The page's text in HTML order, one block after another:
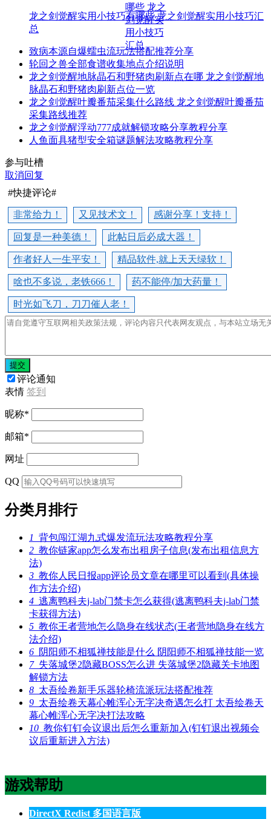
龙之剑觉醒实用小技巧有哪些 龙之剑觉醒实用小技巧汇
总
致病本源自爆蠕虫流玩法搭配推荐分享
轮回之兽全部食谱收集地点介绍说明
龙之剑觉醒地脉晶石和野猪肉刷新点在哪 龙之剑觉醒地
脉晶石和野猪肉刷新点位一览
龙之剑觉醒叶瓣番茄采集什么路线 龙之剑觉醒叶瓣番茄
采集路线推荐
龙之剑觉醒浮动777成就解锁攻略分享教程分享
人鱼面具猪型安全箱谜题解法攻略教程分享
参与吐槽
取消回复
#快捷评论#
非常给力！ 又见技术文！ 感谢分享！支持！
回复是一种美德！ 此帖日后必成大器！
作者好人一生平安！ 精品软件,就上天天绿软！
啥也不多说，老铁666！ 药不能停/加大药量！
时光如飞刀，刀刀催人老！
提交
评论通知
表情 签到
昵称*
邮箱*
网址
QQ
分类月排行
1 背包闯江湖九式爆发流玩法攻略教程分享
2 教你链家app怎么发布出租房子信息(发布出租信息方
法)
3 教你人民日报app评论员文章在哪里可以看到(具体操
作方法介绍)
4 逃离鸭科夫j-lab门禁卡怎么获得(逃离鸭科夫j-lab门禁
卡获得方法)
5 教你王者营地怎么隐身在线状态(王者营地隐身在线方
法介绍)
6 阴阳师不相狐禅技能是什么 阴阳师不相狐禅技能一览
7失落城堡2隐藏BOSS怎么进 失落城堡2隐藏关卡地图
解锁方法
8 太吾绘卷新手乐器轮椅流派玩法搭配推荐
9 太吾绘卷天幕心帷浑心无字决奇遇怎么打 太吾绘卷天
幕心帷浑心无字决打法攻略
10 教你钉钉会议退出后怎么重新加入(钉钉退出视频会
议后重新进入方法)
游戏帮助
DirectX Redist 多国语言版